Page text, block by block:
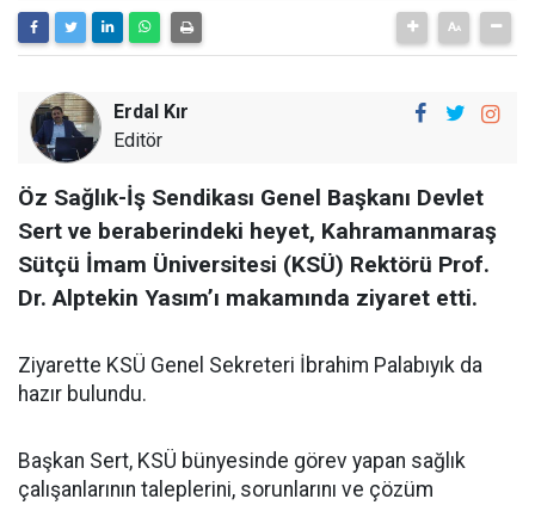
Erdal Kır
Editör
Öz Sağlık-İş Sendikası Genel Başkanı Devlet
Sert ve beraberindeki heyet, Kahramanmaraş
Sütçü İmam Üniversitesi (KSÜ) Rektörü Prof.
Dr. Alptekin Yasım’ı makamında ziyaret etti.
Ziyarette KSÜ Genel Sekreteri İbrahim Palabıyık da
hazır bulundu.
Başkan Sert, KSÜ bünyesinde görev yapan sağlık
çalışanlarının taleplerini, sorunlarını ve çözüm